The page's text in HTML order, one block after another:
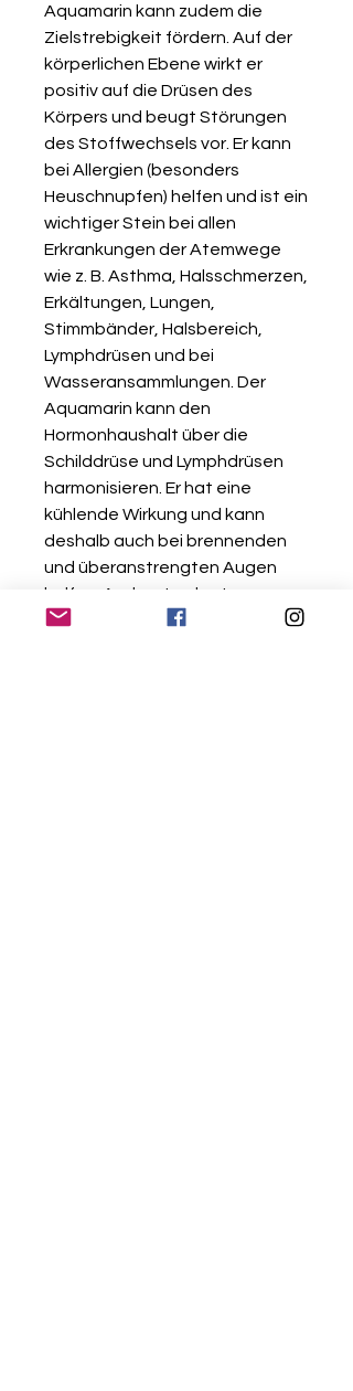
Aquamarin kann zudem die
Zielstrebigkeit fördern. Auf der
körperlichen Ebene wirkt er
positiv auf die Drüsen des
Körpers und beugt Störungen
des Stoffwechsels vor. Er kann
bei Allergien (besonders
Heuschnupfen) helfen und ist ein
wichtiger Stein bei allen
Erkrankungen der Atemwege
wie z. B. Asthma, Halsschmerzen,
Erkältungen, Lungen,
Stimmbänder, Halsbereich,
Lymphdrüsen und bei
Wasseransammlungen. Der
Aquamarin kann den
Hormonhaushalt über die
Schilddrüse und Lymphdrüsen
harmonisieren. Er hat eine
kühlende Wirkung und kann
deshalb auch bei brennenden
und überanstrengten Augen
helfen. Am besten legt man
dabei den Stein für ein paar